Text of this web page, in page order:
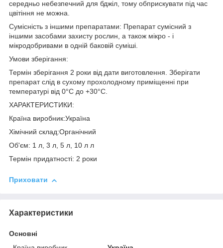
середньо небезпечний для бджіл, тому обприскувати під час
цвітіння не можна.
Сумісність з іншими препаратами: Препарат сумісний з
іншими засобами захисту рослин, а також мікро - і
мікродобривами в одній баковій суміші.
Умови зберігання:
Термін зберігання 2 роки від дати виготовлення. Зберігати
препарат слід в сухому прохолодному приміщенні при
температурі від 0°С до +30°С.
ХАРАКТЕРИСТИКИ:
Країна виробник:Україна
Хімічний склад:Органічний
Об'єм: 1 л, 3 л, 5 л, 10 л л
Термін придатності: 2 роки
Приховати
Характеристики
Основні